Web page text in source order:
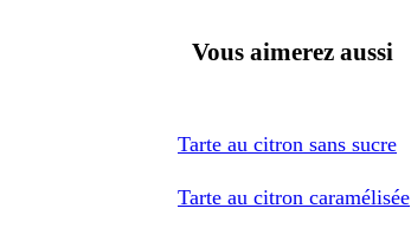
Vous aimerez aussi
Tarte au citron sans sucre
Tarte au citron caramélisée